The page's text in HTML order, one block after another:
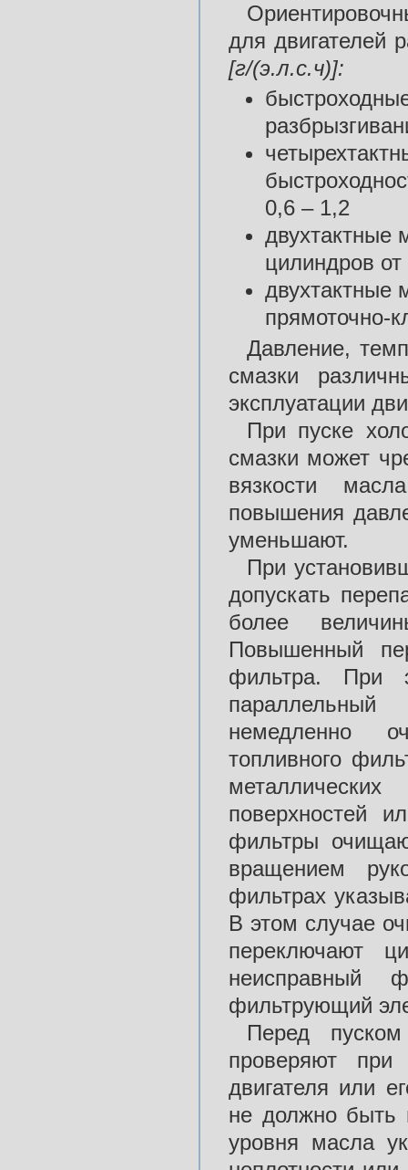
для двигателей
[г/(э.л.с.ч)]:
0,6 – 1,2
двухтактные
цилиндров
двухтактные
прямоточно-
Давление,
смазки
эксплуатации
При пуске
смазки может
вязкости
повышения
уменьшают.
При
допускать
более
Повышенный
фильтра. При
немедленно
топливного
поверхностей
фильтры
вращением
фильтрах
В этом случае
переключают
неисправный
фильтрующий
Перед
проверяют
двигателя или
не должно быть
уровня масла